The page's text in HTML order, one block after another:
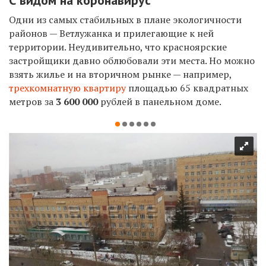
Одни из самых стабильных в плане экологичности
районов — Ветлужанка и прилегающие к ней
территории. Неудивительно, что красноярские
застройщики давно облюбовали эти места. Но можно
взять жилье и на вторичном рынке — например,
трехкомнатную квартируплощадью 65 квадратных
метров за 3 600 000 рублей в панельном доме.